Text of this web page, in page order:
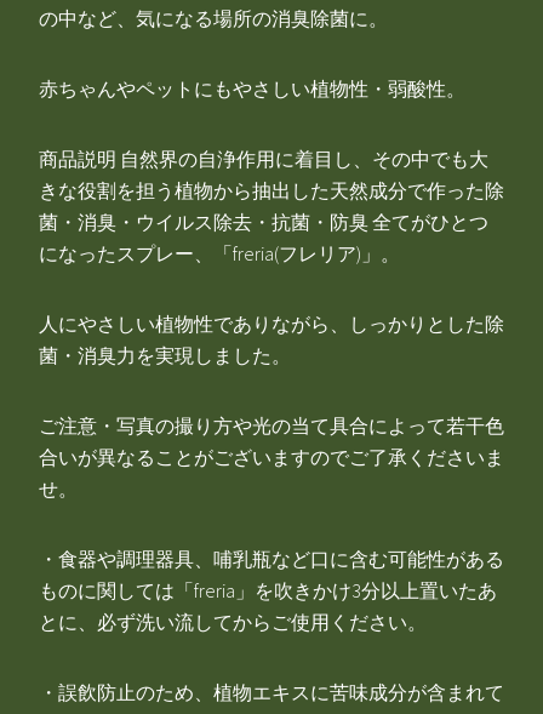
の中など、気になる場所の消臭除菌に。
赤ちゃんやペットにもやさしい植物性・弱酸性。
商品説明 自然界の自浄作用に着目し、その中でも大
きな役割を担う植物から抽出した天然成分で作った除
菌・消臭・ウイルス除去・抗菌・防臭 全てがひとつ
になったスプレー、「freria(フレリア)」。
人にやさしい植物性でありながら、しっかりとした除
菌・消臭力を実現しました。
ご注意・写真の撮り方や光の当て具合によって若干色
合いが異なることがございますのでご了承くださいま
せ。
・食器や調理器具、哺乳瓶など口に含む可能性がある
ものに関しては「freria」を吹きかけ3分以上置いたあ
とに、必ず洗い流してからご使用ください。
・誤飲防止のため、植物エキスに苦味成分が含まれて